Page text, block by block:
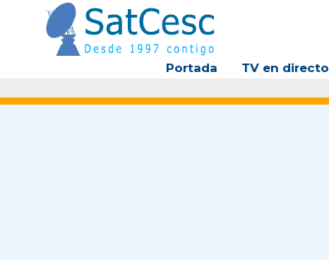
contenido
Portada TV en directo